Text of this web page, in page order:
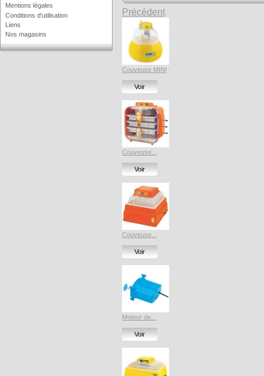
Mentions légales
Conditions d'utilisation
Liens
Nos magasins
Précédent
Couveuse MINI
Voir
Couveuse...
Voir
Couveuse...
Voir
Moteur de...
Voir